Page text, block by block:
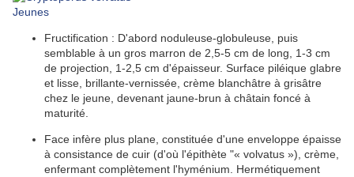
Jeunes
Fructification : D'abord noduleuse-globuleuse, puis
semblable à un gros marron de 2,5-5 cm de long, 1-3 cm
de projection, 1-2,5 cm d'épaisseur. Surface piléique glabre
et lisse , brillante-vernissée, crème blanchâtre à grisâtre
chez le jeune, devenant jaune-brun à châtain foncé à
maturité.
Face infère plus plane , constituée d'une enveloppe épaisse
à consistance de cuir (d'où l'épithète "« volvatus »), crème
enfermant complètement l'hyménium . Hermétiquement